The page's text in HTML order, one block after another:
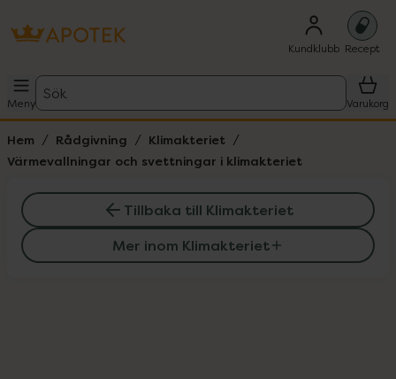
Kundklubb Recept
Meny
Sök
Varukorg
Hem Rådgivning
Klimakteriet
Värmevallningar och svettningar i klimakteriet
Tillbaka till Klimakteriet
Mer inom Klimakteriet